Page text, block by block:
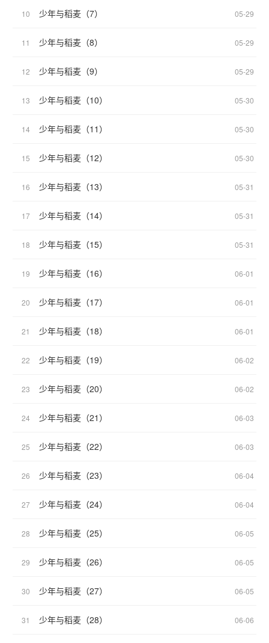
10 少年与稻麦（7） 05-29
11 少年与稻麦（8） 05-29
12 少年与稻麦（9） 05-29
13 少年与稻麦（10） 05-30
14 少年与稻麦（11） 05-30
15 少年与稻麦（12） 05-30
16 少年与稻麦（13） 05-31
17 少年与稻麦（14） 05-31
18 少年与稻麦（15） 05-31
19 少年与稻麦（16） 06-01
20 少年与稻麦（17） 06-01
21 少年与稻麦（18） 06-01
22 少年与稻麦（19） 06-02
23 少年与稻麦（20） 06-02
24 少年与稻麦（21） 06-03
25 少年与稻麦（22） 06-03
26 少年与稻麦（23） 06-04
27 少年与稻麦（24） 06-04
28 少年与稻麦（25） 06-05
29 少年与稻麦（26） 06-05
30 少年与稻麦（27） 06-05
31 少年与稻麦（28） 06-06